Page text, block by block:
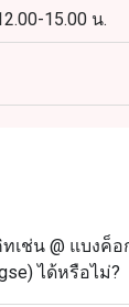
15.00 น.
ทะเล เนื้อย่า
ฮอล์
น.
ทะเล เนื้อย่า
ช่น @ แบงค็อ
ได้หรือไม่?